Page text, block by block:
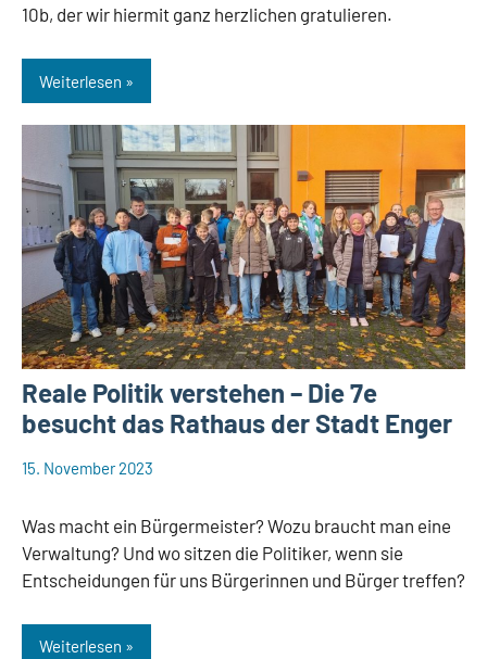
10b, der wir hiermit ganz herzlichen gratulieren.
Weiterlesen
Reale Politik verstehen – Die 7e
besucht das Rathaus der Stadt Enger
15. November 2023
web148
Was macht ein Bürgermeister? Wozu braucht man eine
Verwaltung? Und wo sitzen die Politiker, wenn sie
Entscheidungen für uns Bürgerinnen und Bürger treffen?
Weiterlesen